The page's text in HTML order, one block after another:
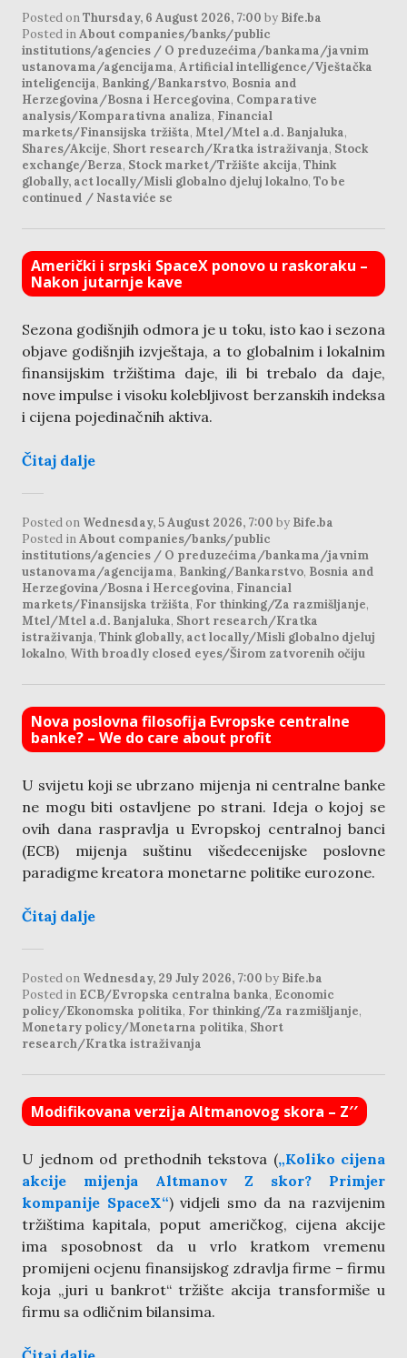
Posted onThursday, 6 August 2026, 7:00 by Bife.ba
Posted inAbout companies/banks/public
institutions/agencies / O preduzećima/bankama/javnim
ustanovama/agencijama, Artificial intelligence/Vještačka
inteligencija, Banking/Bankarstvo, Bosnia and
Herzegovina/Bosna i Hercegovina, Comparative
analysis/Komparativna analiza, Financial
markets/Finansijska tržišta, Mtel/Mtel a.d. Banjaluka,
Shares/Akcije, Short research/Kratka istraživanja, Stock
exchange/Berza, Stock market/Tržište akcija, Think
globally, act locally/Misli globalno djeluj lokalno, To be
continued / Nastaviće se
Američki i srpski SpaceX ponovo u raskoraku –
Nakon jutarnje kave
Sezona godišnjih odmora je u toku, isto kao i sezona
objave godišnjih izvještaja, a to globalnim i lokalnim
finansijskim tržištima daje, ili bi trebalo da daje,
nove impulse i visoku kolebljivost berzanskih indeksa
i cijena pojedinačnih aktiva.
Čitaj dalje
Posted on Wednesday, 5 August 2026, 7:00 by Bife.ba
Posted inAbout companies/banks/public
institutions/agencies / O preduzećima/bankama/javnim
ustanovama/agencijama, Banking/Bankarstvo, Bosnia and
Herzegovina/Bosna i Hercegovina, Financial
markets/Finansijska tržišta, For thinking/Za razmišljanje,
Mtel/Mtel a.d. Banjaluka, Short research/Kratka
istraživanja, Think globally, act locally/Misli globalno djeluj
lokalno, With broadly closed eyes/Širom zatvorenih očiju
Nova poslovna filosofija Evropske centralne
banke? – We do care about profit
U svijetu koji se ubrzano mijenja ni centralne banke
ne mogu biti ostavljene po strani. Ideja o kojoj se
ovih dana raspravlja u Evropskoj centralnoj banci
(ECB) mijenja suštinu višedecenijske poslovne
paradigme kreatora monetarne politike eurozone.
Čitaj dalje
Posted on Wednesday, 29 July 2026, 7:00 by Bife.ba
Posted in ECB/Evropska centralna banka, Economic
policy/Ekonomska politika, For thinking/Za razmišljanje,
Monetary policy/Monetarna politika, Short
research/Kratka istraživanja
Modifikovana verzija Altmanovog skora – Z′′
U jednom od prethodnih tekstova („Koliko cijena
akcije mijenja Altmanov Z skor? Primjer
kompanije SpaceX“) vidjeli smo da na razvijenim
tržištima kapitala, poput američkog, cijena akcije
ima sposobnost da u vrlo kratkom vremenu
promijeni ocjenu finansijskog zdravlja firme – firmu
koja „juri u bankrot“ tržište akcija transformiše u
firmu sa odličnim bilansima.